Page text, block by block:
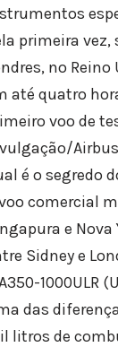
primeira
no
até quatro
voo de
Airbus
é o segredo
comercial
e Nova
Sidney e
1000ULR
das
litros de